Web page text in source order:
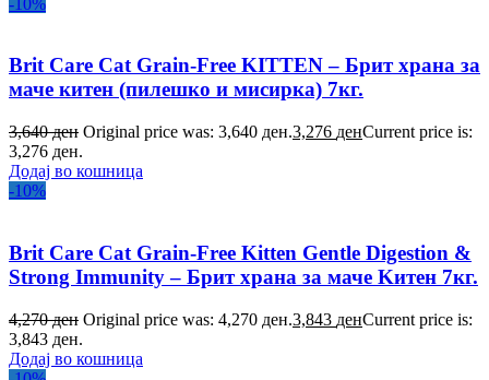
Brit Care Cat Grain-Free KITTEN – Брит храна за
маче китен (пилешко и мисирка) 7кг.
3,640ден Original price was: 3,640 ден.3,276 денCurrent price is:
3,276 ден.
Додај во кошница
-10%
Brit Care Cat Grain-Free Kitten Gentle Digestion &
Strong Immunity – Брит храна за маче Kитен 7кг.
4,270ден Original price was: 4,270 ден.3,843 денCurrent price is:
3,843 ден.
Додај во кошница